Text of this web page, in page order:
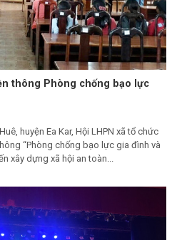
thông Phòng chống bạo lực
huyện Ea Kar, Hội LHPN xã tổ chức
“Phòng chống bạo lực gia đình và
xây dựng xã hội an toàn...